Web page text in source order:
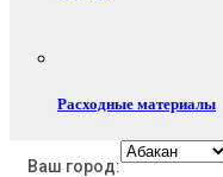
Расходные материалы
Ваш город: